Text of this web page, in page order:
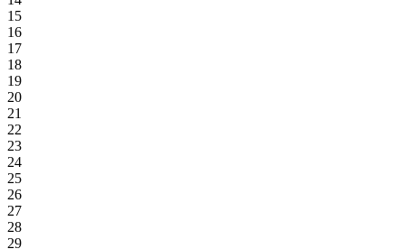
15
16
17
18
19
20
21
22
23
24
25
26
27
28
29